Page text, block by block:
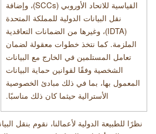
القياسية للاتحاد الأوروبي (SCCs)
، وإضافة
نقل البيانات الدولية للمملكة المتحدة
(IDTA)
، وغيرها من الضمانات التعاقدية
الملزمة. كما نتخذ خطوات معقولة لضمان
تعامل المستلمين في الخارج مع البيانات
الشخصية وفقًا لقوانين حماية البيانات
المعمول بها، بما في ذلك مبادئ الخصوصية
الأسترالية حيثما كان ذلك مناسبًا.
نظرًا للطبيعة الدولية لأعمالنا، نقوم بنقل